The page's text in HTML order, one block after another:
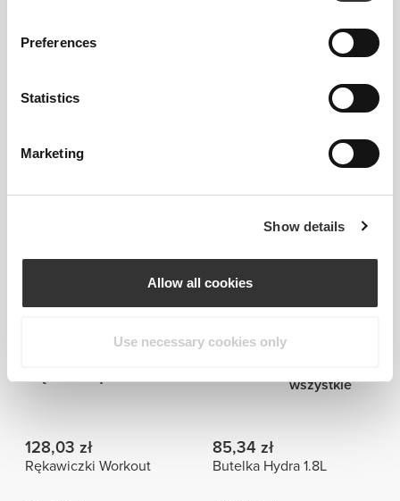
Preferences
Statistics
Marketing
Show details
Allow all cookies
Use necessary cookies only
Informacje i pielęgnacja
Ogólne recenzje
4.8(14327 opinii)
wszystkie
128,03 zł
Rękawiczki Workout
85,34 zł
Butelka Hydra 1.8L